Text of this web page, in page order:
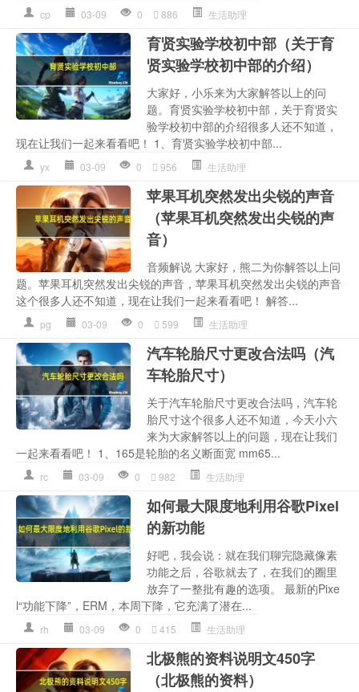
cp 03-09 0 886 生活助理
育贤实验学校初中部（关于育
贤实验学校初中部的介绍）
大家好，小乐来为大家解答以上的问
题。育贤实验学校初中部，关于育贤实
验学校初中部的介绍很多人还不知道，
现在让我们一起来看看吧！ 1、育贤实验学校初中部...
yx 03-09 0 956 生活助理
苹果耳机突然发出尖锐的声音
（苹果耳机突然发出尖锐的声
音）
音频解说 大家好，熊二为你解答以上问
题。苹果耳机突然发出尖锐的声音，苹果耳机突然发出尖锐的声音
这个很多人还不知道，现在让我们一起来看看吧！ 解答...
pg 03-09 0 599 生活助理
汽车轮胎尺寸更改合法吗（汽
车轮胎尺寸）
关于汽车轮胎尺寸更改合法吗，汽车轮
胎尺寸这个很多人还不知道，今天小六
来为大家解答以上的问题，现在让我们
一起来看看吧！ 1、165是轮胎的名义断面宽 mm65...
rc 03-09 0 982 生活助理
如何最大限度地利用谷歌Pixel
的新功能
好吧，我会说：就在我们聊完隐藏像素
功能之后，谷歌就去了，在我们的圈里
放弃了一整批有趣的选项。 最新的Pixe
l“功能下降”，ERM，本周下降，它充满了潜在...
rh 03-09 0 415 生活助理
北极熊的资料说明文450字
（北极熊的资料）